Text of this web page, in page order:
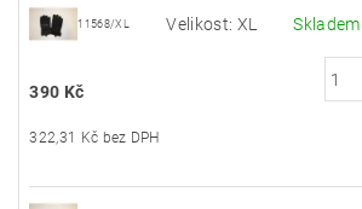
11568/XL Velikost: XL Skladem
390 Kč
322,31 Kč bez DPH